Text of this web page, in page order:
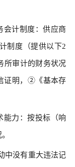
会计制度：供应商
制度（提供以下2
所审计的财务状况
证明，②《基本存
能力：按投标（响
中没有重大违法记